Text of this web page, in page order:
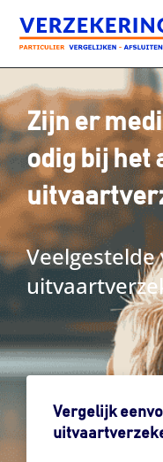
naar
inhoud
Zijn er
odig bij het
Veelgestelde
Vergelijk